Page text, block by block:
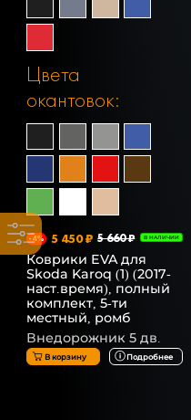
Цвета
окантовок:
-4% 5 450 ₽ 5 660 ₽ В НАЛИЧИИ
Коврики EVA для
Skoda Karoq (1) (2017-
наст.время), полный
комплект, 5-ти
местный, ромб
Внедорожник 5 дв.
В корзину Подробнее